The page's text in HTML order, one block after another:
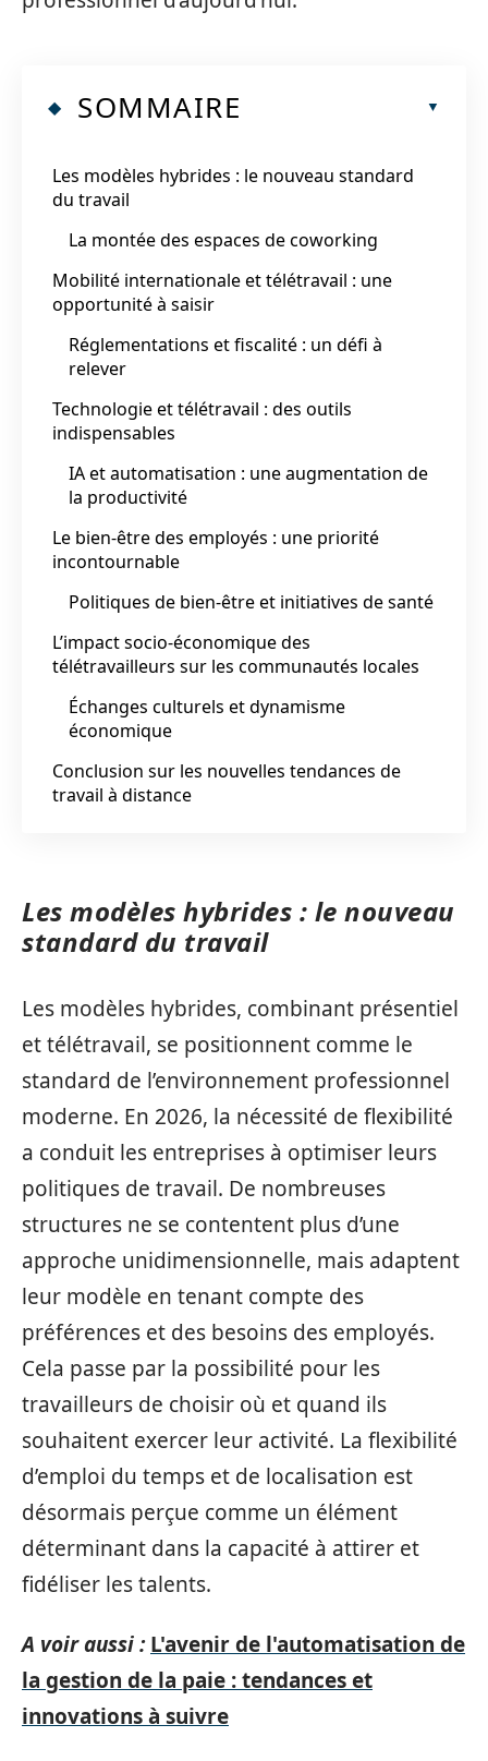
SOMMAIRE
Les modèles hybrides : le nouveau standard
du travail
La montée des espaces de coworking
Mobilité internationale et télétravail : une
opportunité à saisir
Réglementations et fiscalité : un défi à
relever
Technologie et télétravail : des outils
indispensables
IA et automatisation : une augmentation de
la productivité
Le bien-être des employés : une priorité
incontournable
Politiques de bien-être et initiatives de santé
L’impact socio-économique des
télétravailleurs sur les communautés locales
Échanges culturels et dynamisme
économique
Conclusion sur les nouvelles tendances de
travail à distance
Les modèles hybrides : le nouveau
standard du travail
Les modèles hybrides, combinant présentiel
et télétravail, se positionnent comme le
standard de l’environnement professionnel
moderne. En 2026, la nécessité de flexibilité
a conduit les entreprises à optimiser leurs
politiques de travail. De nombreuses
structures ne se contentent plus d’une
approche unidimensionnelle, mais adaptent
leur modèle en tenant compte des
préférences et des besoins des employés.
Cela passe par la possibilité pour les
travailleurs de choisir où et quand ils
souhaitent exercer leur activité. La flexibilité
d’emploi du temps et de localisation est
désormais perçue comme un élément
déterminant dans la capacité à attirer et
fidéliser les talents.
A voir aussi : L'avenir de l'automatisation de
la gestion de la paie : tendances et
innovations à suivre